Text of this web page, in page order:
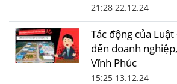
21:28 22.12.24
Tác động của
đến doanh
Vĩnh Phúc
15:25 13.12.24